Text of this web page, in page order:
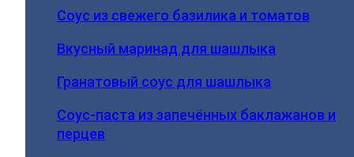
Соус из свежего базилика и томатов
Вкусный маринад для шашлыка
Гранатовый соус для шашлыка
Соус-паста из запечённых баклажанов и
перцев